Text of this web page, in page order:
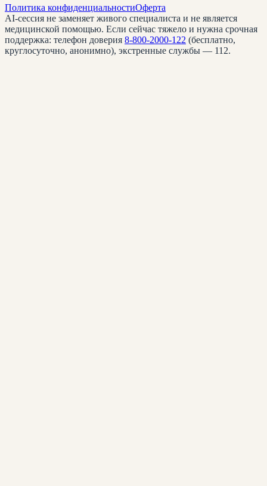
Политика конфиденциальностиОферта
AI-сессия не заменяет живого специалиста и не является
медицинской помощью. Если сейчас тяжело и нужна срочная
поддержка: телефон доверия 8-800-2000-122 (бесплатно,
круглосуточно, анонимно), экстренные службы — 112.